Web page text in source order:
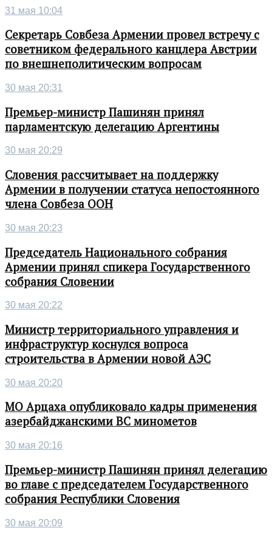
31 мая 10:04
Секретарь Совбеза Армении провел встречу с
советником федерального канцлера Австрии
по внешнеполитическим вопросам
30 мая 20:31
Премьер-министр Пашинян принял
парламентскую делегацию Аргентины
30 мая 20:29
Словения рассчитывает на поддержку
Армении в получении статуса непостоянного
члена Совбеза ООН
30 мая 20:23
Председатель Национального собрания
Армении принял спикера Государственного
собрания Словении
30 мая 20:22
Министр территориального управления и
инфраструктур коснулся вопроса
строительства в Армении новой АЭС
30 мая 20:20
МО Арцаха опубликовало кадры применения
азербайджанскими ВС минометов
30 мая 20:16
Премьер-министр Пашинян принял делегацию
во главе с председателем Государственного
собрания Республики Словения
30 мая 20:09